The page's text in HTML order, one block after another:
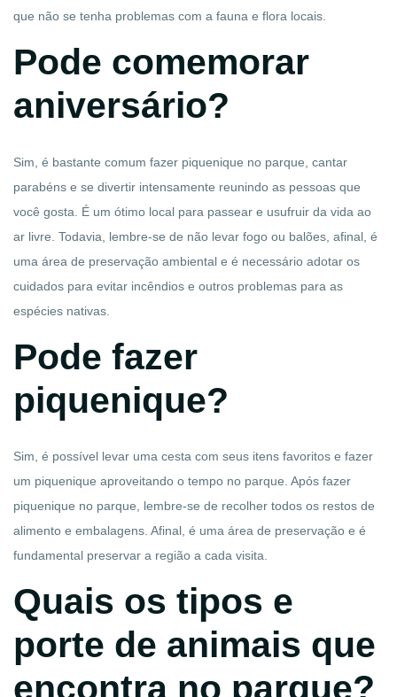
que não se tenha problemas com a fauna e flora locais.
Pode comemorar
aniversário?
Sim, é bastante comum fazer piquenique no parque, cantar
parabéns e se divertir intensamente reunindo as pessoas que
você gosta. É um ótimo local para passear e usufruir da vida ao
ar livre. Todavia, lembre-se de não levar fogo ou balões, afinal, é
uma área de preservação ambiental e é necessário adotar os
cuidados para evitar incêndios e outros problemas para as
espécies nativas.
Pode fazer
piquenique?
Sim, é possível levar uma cesta com seus itens favoritos e fazer
um piquenique aproveitando o tempo no parque. Após fazer
piquenique no parque, lembre-se de recolher todos os restos de
alimento e embalagens. Afinal, é uma área de preservação e é
fundamental preservar a região a cada visita.
Quais os tipos e
porte de animais que
encontra no parque?